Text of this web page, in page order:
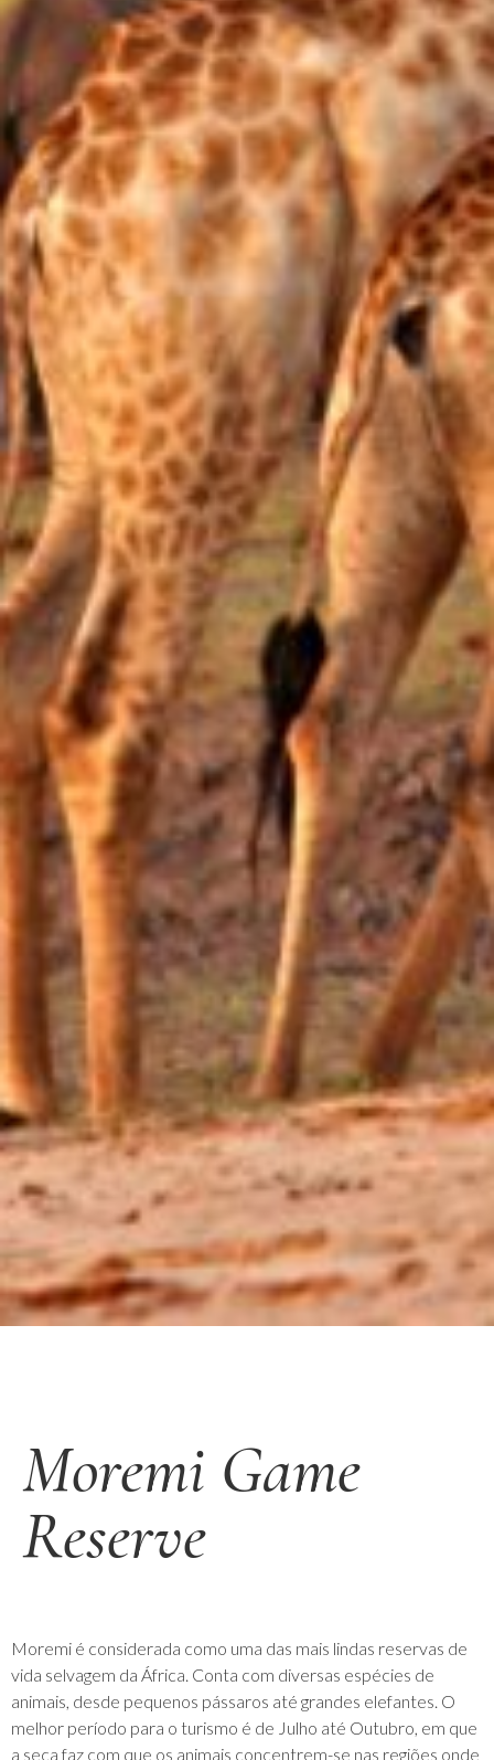
Moremi Game
Reserve
Moremi é considerada como uma das mais lindas reservas de
vida selvagem da África. Conta com diversas espécies de
animais, desde pequenos pássaros até grandes elefantes. O
melhor período para o turismo é de Julho até Outubro, em que
a seca faz com que os animais concentrem-se nas regiões onde